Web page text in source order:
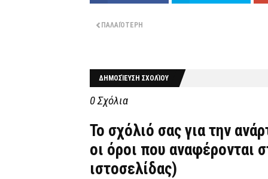
ΠΑΛΑΙΌΤΕΡΗ
ΔΗΜΟΣΊΕΥΣΗ ΣΧΟΛΊΟΥ
0 Σχόλια
Το σχόλιό σας για την
οι όροι που αναφέρονται
ιστοσελίδας)